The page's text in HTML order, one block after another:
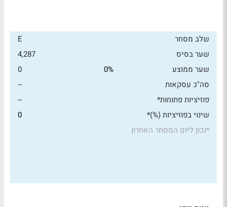
שלב מסחר
E
שער בסיס
4,287
שער ממוצע
0%
0
סה"כ עסקאות
--
פוזיציות פתוחות*
--
שינוי בפוזיציות (%)*
0
*נכון ליום המסחר האחרון